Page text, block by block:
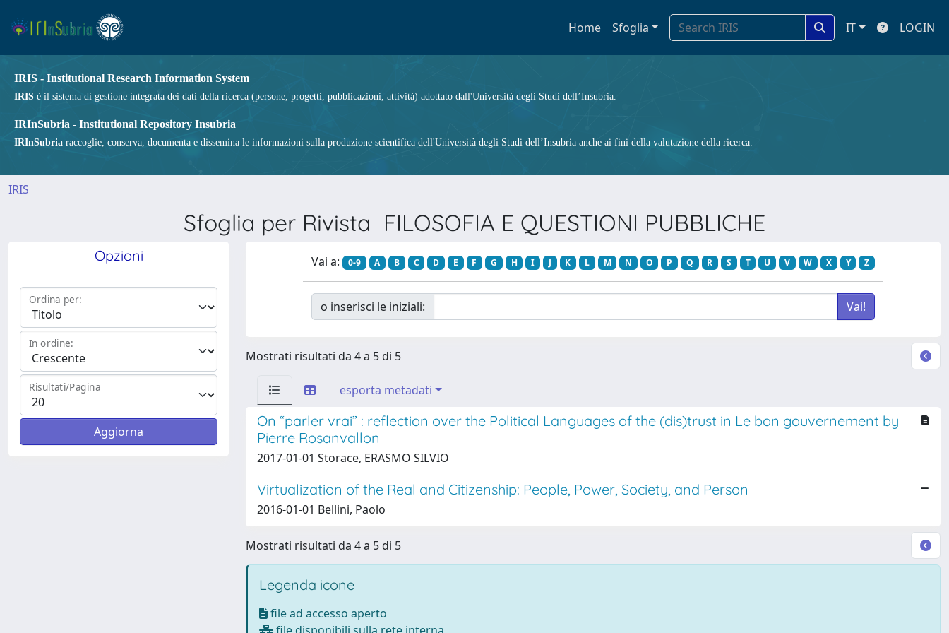
Home Sfoglia IT LOGIN
IRIS - Institutional Research Information System
IRIS è il sistema di gestione integrata dei dati della ricerca (persone, progetti, pubblicazioni, attività) adottato dall'Università degli Studi dell’Insubria.
IRInSubria - Institutional Repository Insubria
IRInSubria raccoglie, conserva, documenta e dissemina le informazioni sulla produzione scientifica dell'Università degli Studi dell’Insubria anche ai fini della valutazione della ricerca.
IRIS
Sfoglia per Rivista FILOSOFIA E QUESTIONI PUBBLICHE
Opzioni
Ordina per:
In ordine:
Risultati/Pagina
Vai a: 0-9 A B C D E F G H I J K L M N O P Q R S T U V W X Y Z
o inserisci le iniziali:
Mostrati risultati da 4 a 5 di 5
esporta metadati
On “parler vrai” : reflection over the Political Languages of the (dis)trust in Le bon gouvernement by
Pierre Rosanvallon
2017-01-01 Storace, ERASMO SILVIO
Virtualization of the Real and Citizenship: People, Power, Society, and Person
2016-01-01 Bellini, Paolo
Mostrati risultati da 4 a 5 di 5
Legenda icone
file ad accesso aperto